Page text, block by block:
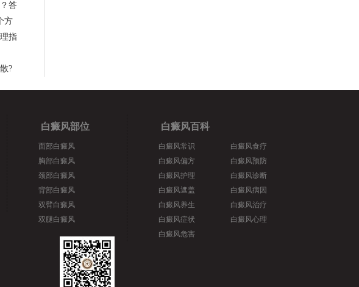
答
方
指
?
白癜风部位
面部白癜风
胸部白癜风
颈部白癜风
背部白癜风
双臂白癜风
双腿白癜风
白癜风百科
白癜风常识
白癜风偏方
白癜风护理
白癜风遮盖
白癜风养生
白癜风症状
白癜风危害
白癜风食疗
白癜风预防
白癜风诊断
白癜风病因
白癜风治疗
白癜风心理